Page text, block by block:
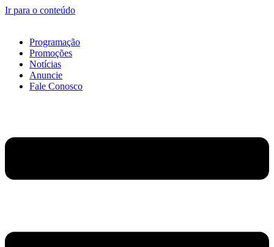
Ir para o conteúdo
Programação
Promoções
Notícias
Anuncie
Fale Conosco